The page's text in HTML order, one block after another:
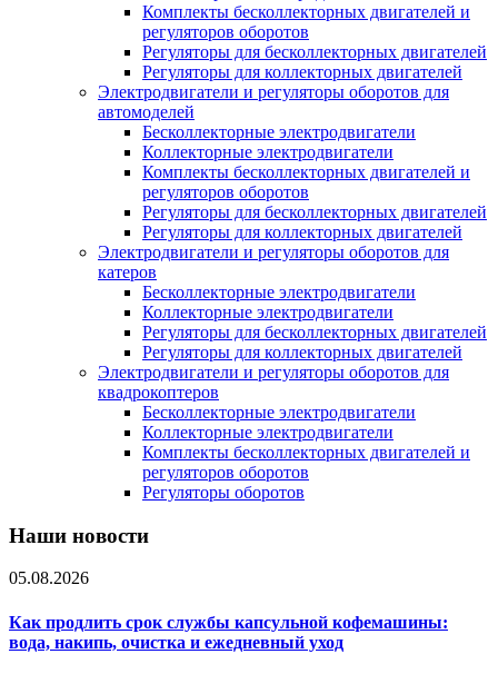
Комплекты бесколлекторных двигателей и
регуляторов оборотов
Регуляторы для бесколлекторных двигателей
Регуляторы для коллекторных двигателей
Электродвигатели и регуляторы оборотов для
автомоделей
Бесколлекторные электродвигатели
Коллекторные электродвигатели
Комплекты бесколлекторных двигателей и
регуляторов оборотов
Регуляторы для бесколлекторных двигателей
Регуляторы для коллекторных двигателей
Электродвигатели и регуляторы оборотов для
катеров
Бесколлекторные электродвигатели
Коллекторные электродвигатели
Регуляторы для бесколлекторных двигателей
Регуляторы для коллекторных двигателей
Электродвигатели и регуляторы оборотов для
квадрокоптеров
Бесколлекторные электродвигатели
Коллекторные электродвигатели
Комплекты бесколлекторных двигателей и
регуляторов оборотов
Регуляторы оборотов
Наши новости
05.08.2026
Как продлить срок службы капсульной кофемашины:
вода, накипь, очистка и ежедневный уход